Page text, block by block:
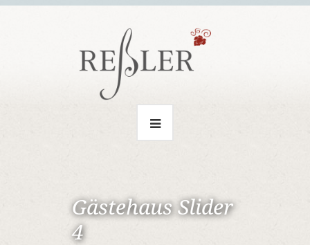
Gästehaus Slider
4